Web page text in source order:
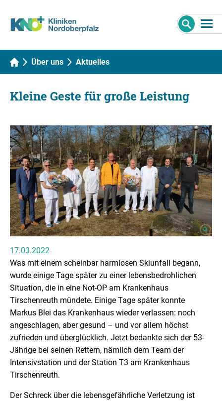
Über uns Aktuelles
Kleine Geste für große Leistung
17.03.2022
Was mit einem scheinbar harmlosen Skiunfall begann,
wurde einige Tage später zu einer lebensbedrohlichen
Situation, die in eine Not-OP am Krankenhaus
Tirschenreuth mündete. Einige Tage später konnte
Markus Blei das Krankenhaus wieder verlassen: noch
angeschlagen, aber gesund – und vor allem höchst
zufrieden und überglücklich. Jetzt bedankte sich der 53-
Jährige bei seinen Rettern, nämlich dem Team der
Intensivstation und der Station T3 am Krankenhaus
Tirschenreuth.
Der Schreck über die lebensgefährliche Verletzung ist